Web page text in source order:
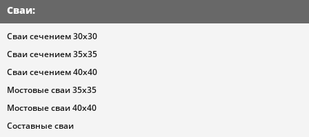
Сваи:
Сваи сечением 30х30
Сваи сечением 35х35
Сваи сечением 40х40
Мостовые сваи 35х35
Мостовые сваи 40х40
Составные сваи